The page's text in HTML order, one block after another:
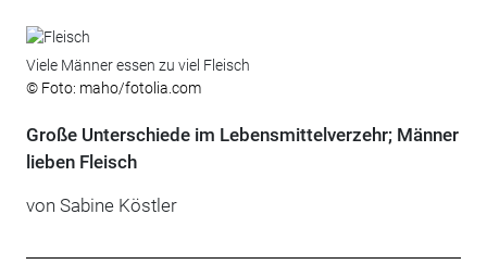
Viele Männer essen zu viel Fleisch
© Foto: maho/fotolia.com
Große Unterschiede im Lebensmittelverzehr; Männer
lieben Fleisch
von Sabine Köstler